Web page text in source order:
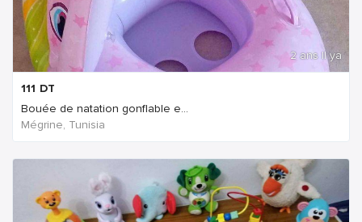
2 ans Il ya
111 DT
Bouée de natation gonflable e...
Mégrine, Tunisia